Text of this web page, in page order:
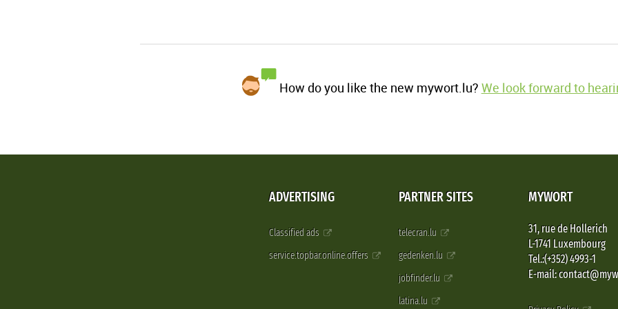
How do you like the new mywort.lu? We look forward to
ADVERTISING
Classified ads
service.topbar.online.offers
PARTNER SITES
telecran.lu
gedenken.lu
jobfinder.lu
latina.lu
MYWORT
31, rue de Hollerich
L-1741 Luxembourg
Tel.:(+352) 4993-1
E-mail: